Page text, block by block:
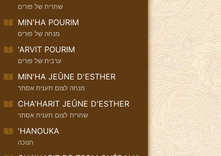
שחרית של פורים
MIN'HA POURIM
מנחה של פורים
'ARVIT POURIM
ערבית של פורים
MIN'HA JEÛNE D'ESTHER
מנחה לצום תענית אסתר
CHA'HARIT JEÛNE D'ESTHER
שחרית לצום תענית אסתר
'HANOUKA
חנוכה